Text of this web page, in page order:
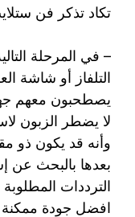
تكاد تذكر فن
– في المرحلة
التلفاز أو شاشة
يصطحبون معهم
لا يضطر الزبون
وأنه قد يكون ذو
بعدها بالبحث عن
الترددات
افضل جودة